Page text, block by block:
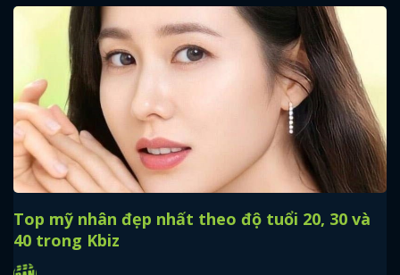
Top mỹ nhân đẹp nhất theo độ tuổi 20, 30 và
40 trong Kbiz